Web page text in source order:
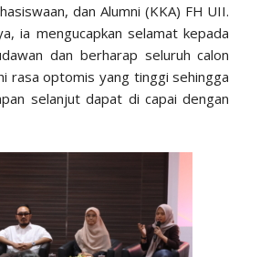
dan Alumni (KKA) FH UII.
ia mengucapkan selamat kepada
dan berharap seluruh calon
rasa optomis yang tinggi sehingga
selanjut dapat di capai dengan